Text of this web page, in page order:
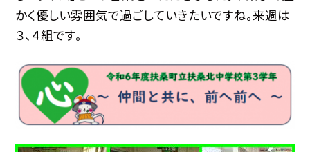
かく優しい雰囲気で過ごしていきたいですね。来週は
３、４組です。